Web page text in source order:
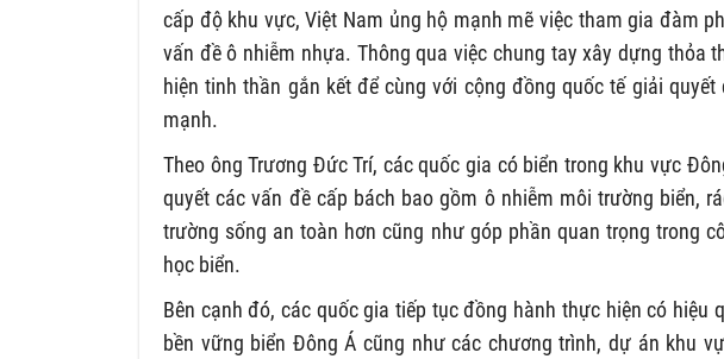
cấp độ khu vực, Việt Nam ủng hộ mạnh mẽ việc tham gia đàm
vấn đề ô nhiễm nhựa. Thông qua việc chung tay xây dựng thỏa
hiện tinh thần gắn kết để cùng với cộng đồng quốc tế giải quyết
mạnh.
Theo ông Trương Đức Trí, các quốc gia có biển trong khu vực
quyết các vấn đề cấp bách bao gồm ô nhiễm môi trường biển,
trường sống an toàn hơn cũng như góp phần quan trọng trong
học biển.
Bên cạnh đó, các quốc gia tiếp tục đồng hành thực hiện có hiệu
bền vững biển Đông Á cũng như các chương trình, dự án khu